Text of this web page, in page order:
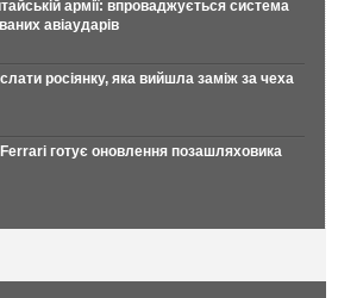
армії: впроваджується система
авіаударів
росіянку, яка вийшла заміж за чеха
готує оновлення позашляховика